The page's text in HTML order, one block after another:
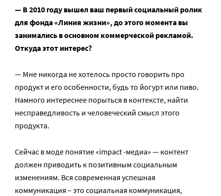
— В 2010 году вышел ваш первый социальный ролик
для фонда «Линия жизни», до этого момента вы
занимались в основном коммерческой рекламой.
Откуда этот интерес?
— Мне никогда не хотелось просто говорить про
продукт и его особенности, будь то йогурт или пиво.
Намного интереснее порыться в контексте, найти
несправедливость и человеческий смысл этого
продукта.
Сейчас в моде понятие «impact -медиа» — контент
должен приводить к позитивным социальным
изменениям. Вся современная успешная
коммуникация – это социальная коммуникация,